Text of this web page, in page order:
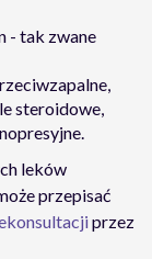
- tak zwane
steroidowe,
leków
przepisać
przez